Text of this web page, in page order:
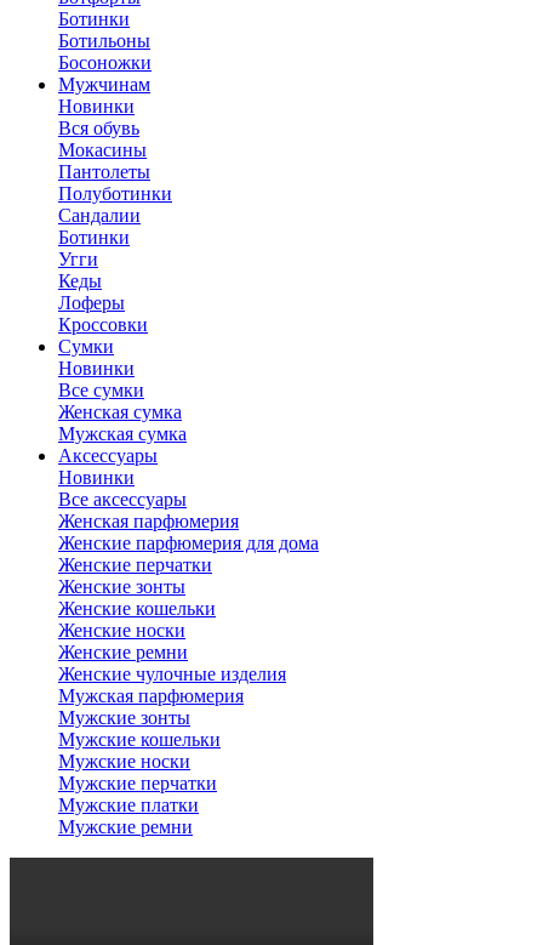
Ботинки
Ботильоны
Босоножки
Мужчинам
Новинки
Вся обувь
Мокасины
Пантолеты
Полуботинки
Сандалии
Ботинки
Угги
Кеды
Лоферы
Кроссовки
Сумки
Новинки
Все сумки
Женская сумка
Мужская сумка
Аксессуары
Новинки
Все аксессуары
Женская парфюмерия
Женские парфюмерия для дома
Женские перчатки
Женские зонты
Женские кошельки
Женские носки
Женские ремни
Женские чулочные изделия
Мужская парфюмерия
Мужские зонты
Мужские кошельки
Мужские носки
Мужские перчатки
Мужские платки
Мужские ремни